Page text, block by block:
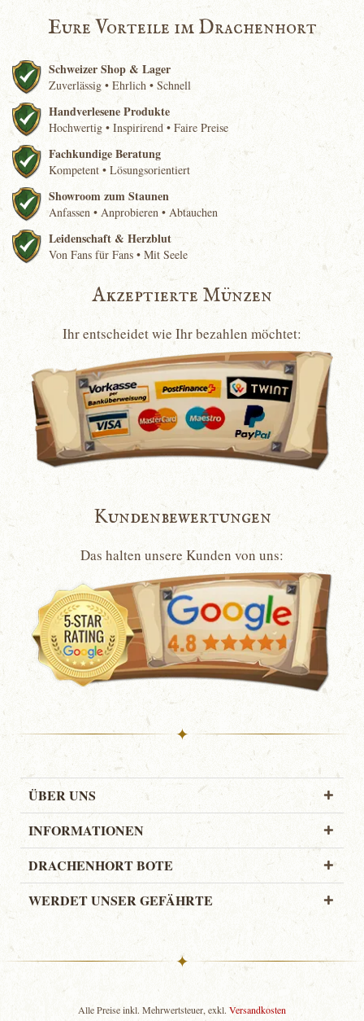
Eure Vorteile im Drachenhort
Schweizer Shop & Lager
Zuverlässig • Ehrlich • Schnell
Handverlesene Produkte
Hochwertig • Inspirirend • Faire Preise
Fachkundige Beratung
Kompetent • Lösungsorientiert
Showroom zum Staunen
Anfassen • Anprobieren • Abtauchen
Leidenschaft & Herzblut
Von Fans für Fans • Mit Seele
Akzeptierte Münzen
Ihr entscheidet wie Ihr bezahlen möchtet:
Kundenbewertungen
Das halten unsere Kunden von uns:
✦
ÜBER UNS
INFORMATIONEN
DRACHENHORT BOTE
WERDET UNSER GEFÄHRTE
✦
Alle Preise inkl. Mehrwertsteuer, exkl. Versandkosten